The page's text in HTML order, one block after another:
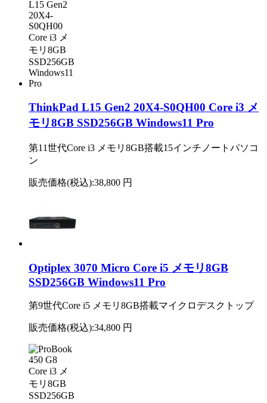
ThinkPad L15 Gen2 20X4-S0QH00 Core i3 メ
モリ8GB SSD256GB Windows11 Pro
第11世代Core i3 メモリ8GB搭載15インチノートパソコ
ン
販売価格(税込):38,800 円
Optiplex 3070 Micro Core i5 メモリ8GB
SSD256GB Windows11 Pro
第9世代Core i5 メモリ8GB搭載マイクロデスクトップ
販売価格(税込):34,800 円